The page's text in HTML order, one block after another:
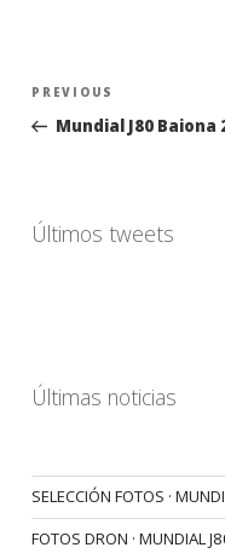
Navegación
entradas
Previous
Post
PREVIOUS
Mundial J80 Baiona
Últimos tweets
Últimas noticias
SELECCIÓN FOTOS ·
FOTOS DRON · MUNDIAL